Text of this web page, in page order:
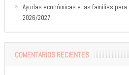
Ayudas económicas a las familias
2026/2027
COMENTARIOS RECIENTES